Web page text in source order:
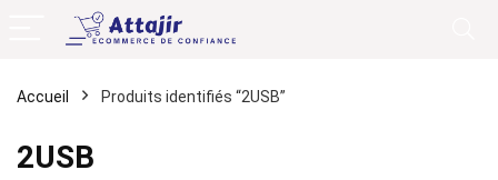
Accueil Produits identifiés “2USB”
2USB